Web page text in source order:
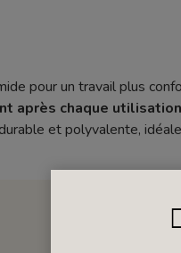
pour un travail plus
après chaque utilisation
et polyvalente,